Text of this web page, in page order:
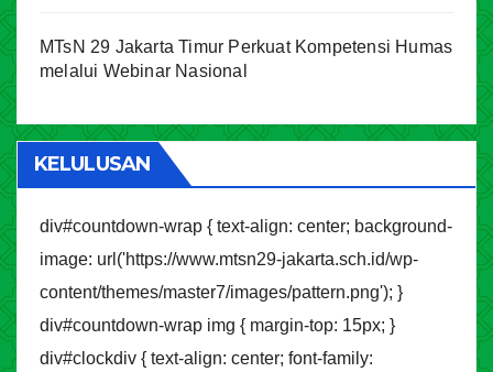
MTsN 29 Jakarta Timur Perkuat Kompetensi Humas
melalui Webinar Nasional
KELULUSAN
div#countdown-wrap { text-align: center; background-
image: url('https://www.mtsn29-jakarta.sch.id/wp-
content/themes/master7/images/pattern.png'); }
div#countdown-wrap img { margin-top: 15px; }
div#clockdiv { text-align: center; font-family: